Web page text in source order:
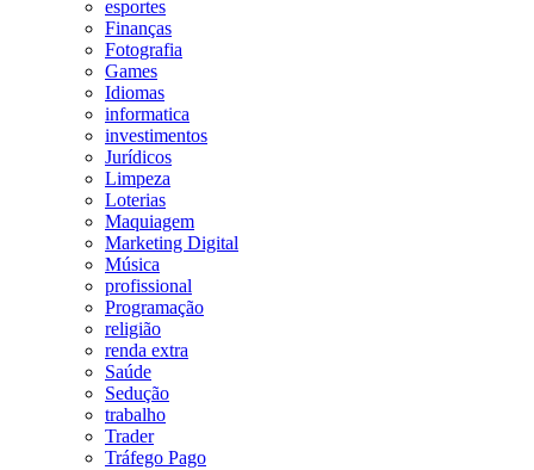
esportes
Finanças
Fotografia
Games
Idiomas
informatica
investimentos
Jurídicos
Limpeza
Loterias
Maquiagem
Marketing Digital
Música
profissional
Programação
religião
renda extra
Saúde
Sedução
trabalho
Trader
Tráfego Pago